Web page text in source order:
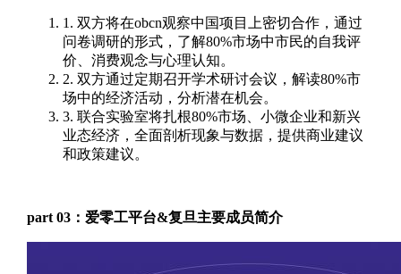
1. 双方将在obcn观察中国项目上密切合作，通过
问卷调研的形式，了解80%市场中市民的自我评
价、消费观念与心理认知。
2. 双方通过定期召开学术研讨会议，解读80%市
场中的经济活动，分析潜在机会。
3. 联合实验室将扎根80%市场、小微企业和新兴
业态经济，全面剖析现象与数据，提供商业建议
和政策建议。
part 03：爱零工平台&复旦主要成员简介